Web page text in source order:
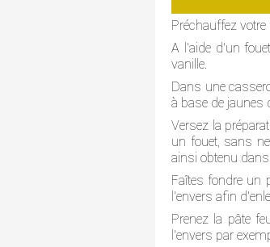
Préchauffez votre
A l'aide d'un
vanille.
Dans une
à base de jaunes
Versez la
un fouet, sans
ainsi obtenu
Faîtes fondre un
l'envers afin
Prenez la pâte
l'envers par